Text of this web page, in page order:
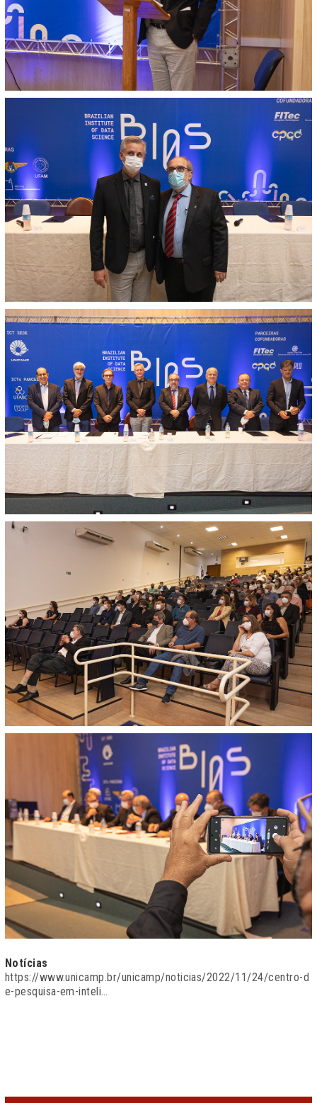
Notícias
https://www.unicamp.br/unicamp/noticias/2022/11/24/centro-d
e-pesquisa-em-inteli…